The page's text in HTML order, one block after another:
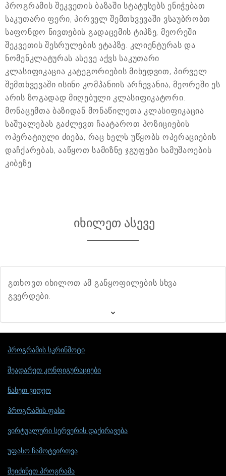
პროგრამის შეკვეთის ბაზაში სტატუსებს ენიჭებათ
საკუთარი ფერი, პირველ შემთხვევაში ვსაუბრობთ
საფონდო ნივთების გადაცემის ტიპზე, მეორეში
შეკვეთის შესრულების ეტაპზე. კლიენტურას და
ნომენკლატურას ასევე აქვს საკუთარი
კლასიფიკაცია კატეგორიების მიხედვით, პირველ
შემთხვევაში ისინი კომპანიის არჩევანია, მეორეში ეს
არის ზოგადად მიღებული კლასიფიკატორი.
მონაცემთა ბაზიდან მონაწილეთა კლასიფიკაცია
საშუალებას გაძლევთ ჩაატაროთ პოზიციების
ოპერატიული ძიება, რაც ხელს უწყობს ოპერაციების
დაჩქარებას, ააწყოთ სამიზნე ჯგუფები სამუშაოების
კიბეზე.
იხილეთ ასევე
გთხოვთ იხილოთ ამ განყოფილების სხვა
გვერდები.
პროგრამის სკრინშოტი
შეადარეთ კონფიგურაციები
ნახეთ ვიდეო
პროგრამის ფასი
ვირტუალური სერვერის დაქირავება
უფასო ჩამოტვირთვა
შეიძინეთ პროგრამა